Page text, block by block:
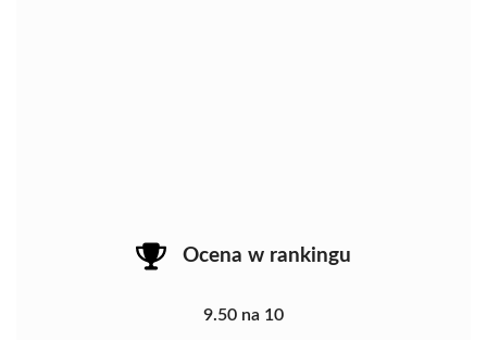
Ocena w rankingu
9.50 na 10